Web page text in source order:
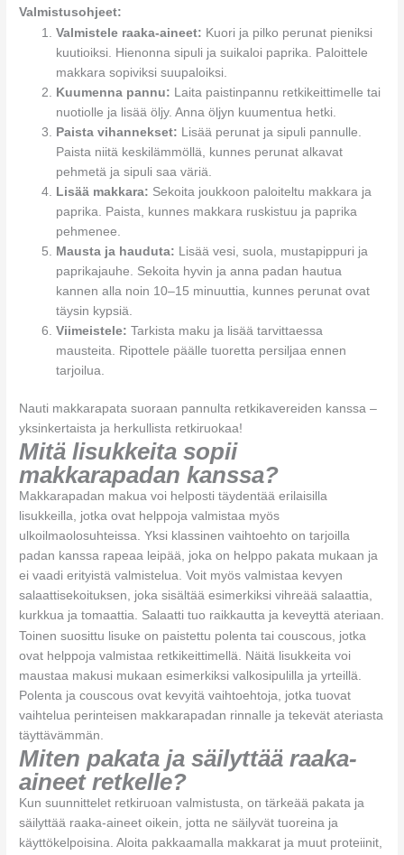
Valmistusohjeet:
Valmistele raaka-aineet: Kuori ja pilko perunat pieniksi
kuutioiksi. Hienonna sipuli ja suikaloi paprika. Paloittele
makkara sopiviksi suupaloiksi.
Kuumenna pannu: Laita paistinpannu retkikeittimelle tai
nuotiolle ja lisää öljy. Anna öljyn kuumentua hetki.
Paista vihannekset: Lisää perunat ja sipuli pannulle.
Paista niitä keskilämmöllä, kunnes perunat alkavat
pehmetä ja sipuli saa väriä.
Lisää makkara: Sekoita joukkoon paloiteltu makkara ja
paprika. Paista, kunnes makkara ruskistuu ja paprika
pehmenee.
Mausta ja hauduta: Lisää vesi, suola, mustapippuri ja
paprikajauhe. Sekoita hyvin ja anna padan hautua
kannen alla noin 10–15 minuuttia, kunnes perunat ovat
täysin kypsiä.
Viimeistele: Tarkista maku ja lisää tarvittaessa
mausteita. Ripottele päälle tuoretta persiljaa ennen
tarjoilua.
Nauti makkarapata suoraan pannulta retkikavereiden kanssa –
yksinkertaista ja herkullista retkiruokaa!
Mitä lisukkeita sopii
makkarapadan kanssa?
Makkarapadan makua voi helposti täydentää erilaisilla
lisukkeilla, jotka ovat helppoja valmistaa myös
ulkoilmaolosuhteissa. Yksi klassinen vaihtoehto on tarjoilla
padan kanssa rapeaa leipää, joka on helppo pakata mukaan ja
ei vaadi erityistä valmistelua. Voit myös valmistaa kevyen
salaattisekoituksen, joka sisältää esimerkiksi vihreää salaattia,
kurkkua ja tomaattia. Salaatti tuo raikkautta ja keveyttä ateriaan.
Toinen suosittu lisuke on paistettu polenta tai couscous, jotka
ovat helppoja valmistaa retkikeittimellä. Näitä lisukkeita voi
maustaa makusi mukaan esimerkiksi valkosipulilla ja yrteillä.
Polenta ja couscous ovat kevyitä vaihtoehtoja, jotka tuovat
vaihtelua perinteisen makkarapadan rinnalle ja tekevät ateriasta
täyttävämmän.
Miten pakata ja säilyttää raaka-
aineet retkelle?
Kun suunnittelet retkiruoan valmistusta, on tärkeää pakata ja
säilyttää raaka-aineet oikein, jotta ne säilyvät tuoreina ja
käyttökelpoisina. Aloita pakkaamalla makkarat ja muut proteiinit,